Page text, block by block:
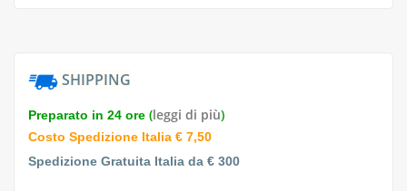
SHIPPING
Preparato in 24 ore (leggi di più)
Costo Spedizione Italia € 7,50
Spedizione Gratuita Italia da € 300